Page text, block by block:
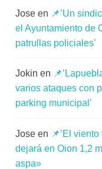
Jose en 📌’Un
el Ayuntamiento de
patrullas policiales’
Jokin en
varios ataques con
parking municipal’
Jose en 📌’El
dejará en Oion 1,2
aspa»